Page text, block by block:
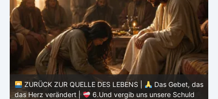
ZURÜCK ZUR QUELLE DES LEBENS |
Das Gebet, das
das Herz verändert |
5.Unser tägliches Brot gib uns
heute